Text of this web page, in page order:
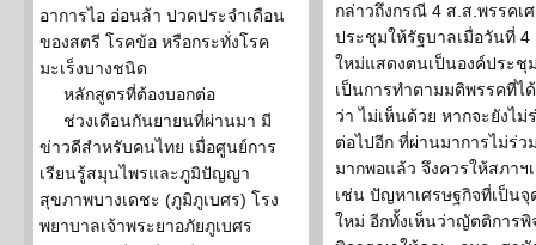
อาการไอ อ่อนล้า ปวดประจำเดือน
ของสตรี โรคข้อ หรือกระทั่งโรค
มะเร็งบางชนิด
หลักสูตรที่ต้องบอกต่อ
ช่วงเดือนกันยายนที่ผ่านมา มี
ข่าวดีสำหรับคนไทย เมื่อศูนย์การ
เรียนรู้สมุนไพรและภูมิปัญญา
สุขภาพบางเดชะ (ภูมิภูเบศร) โรง
พยาบาลเจ้าพระยาอภัยภูเบศร
กล่าวถึงกรณี 4 ส.ส.พรรคเ
ประชุมให้รัฐบาลเมื่อวันที่ 4
ใหม่แสดงตนเป็นองค์ประชุ
เป็นการทำตามมติพรรคที่ไ
ว่า ไม่เห็นด้วย หากจะยังไ
ต่อไปอีก ที่ผ่านมาการไม่ร่
มากพอแล้ว จึงควรให้สภา
เช่น ปัญหาเศรษฐกิจที่เป็น
ใหม่ อีกทั้งเห็นว่าญัตติการ